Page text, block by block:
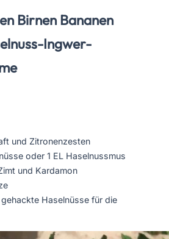
Birnen Bananen
Ingwer-
und Zitronenzesten
oder 1 EL Haselnussmus
und Kardamon
Haselnüsse für die